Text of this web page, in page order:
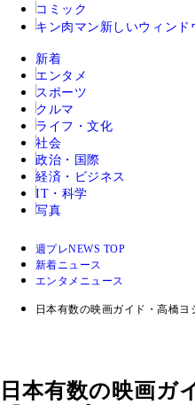
コミック
キン肉マン 新しいウィンド
新着
エンタメ
スポーツ
クルマ
ライフ・文化
社会
政治・国際
経済・ビジネス
IT・科学
写真
週プレNEWS TOP
新着ニュース
エンタメニュース
日本有数の映画ガイド・高橋
日本有数の映画ガ